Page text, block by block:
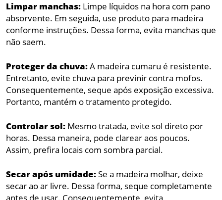
Limpar manchas: Limpe líquidos na hora com pano
absorvente. Em seguida, use produto para madeira
conforme instruções. Dessa forma, evita manchas que
não saem.
Proteger da chuva:A madeira cumaru é resistente.
Entretanto, evite chuva para previnir contra mofos.
Consequentemente, seque após exposição excessiva.
Portanto, mantém o tratamento protegido.
Controlar sol: Mesmo tratada, evite sol direto por
horas. Dessa maneira, pode clarear aos poucos.
Assim, prefira locais com sombra parcial.
Secar após umidade:Se a madeira molhar, deixe
secar ao ar livre. Dessa forma, seque completamente